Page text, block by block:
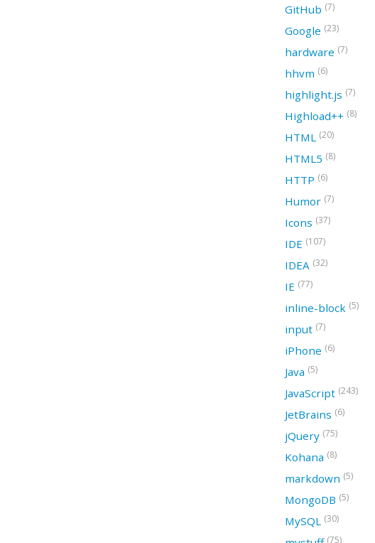
GitHub (7)
Google (23)
hardware (7)
hhvm (6)
highlight.js (7)
Highload++ (8)
HTML (20)
HTML5 (8)
HTTP (6)
Humor (7)
Icons (37)
IDE (107)
IDEA (32)
IE (77)
inline-block (5)
input (7)
iPhone (6)
Java (5)
JavaScript (243)
JetBrains (6)
jQuery (75)
Kohana (8)
markdown (5)
MongoDB (5)
MySQL (30)
(75)